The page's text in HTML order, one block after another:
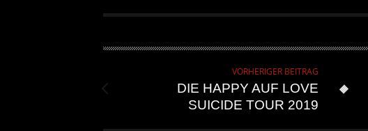
VORHERIGER BEITRAG
DIE HAPPY AUF LOVE
SUICIDE TOUR 2019